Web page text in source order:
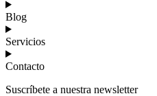
Blog
Servicios
Contacto
Suscríbete a nuestra newsletter